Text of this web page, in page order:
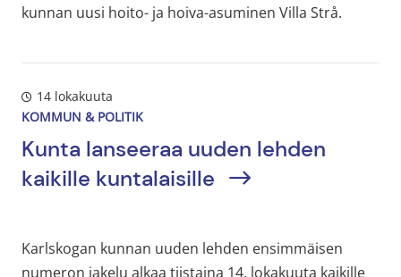
kunnan uusi hoito- ja hoiva-asuminen Villa Strå.
14 lokakuuta
KOMMUN & POLITIK
Kunta lanseeraa uuden lehden
kaikille kuntalaisille
Karlskogan kunnan uuden lehden ensimmäisen
numeron jakelu alkaa tiistaina 14. lokakuuta kaikille